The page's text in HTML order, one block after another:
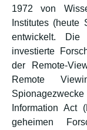
1972 von
Institutes (heute
entwickelt. Die
investierte
der Remote-
Remote
Information Act
geheimen